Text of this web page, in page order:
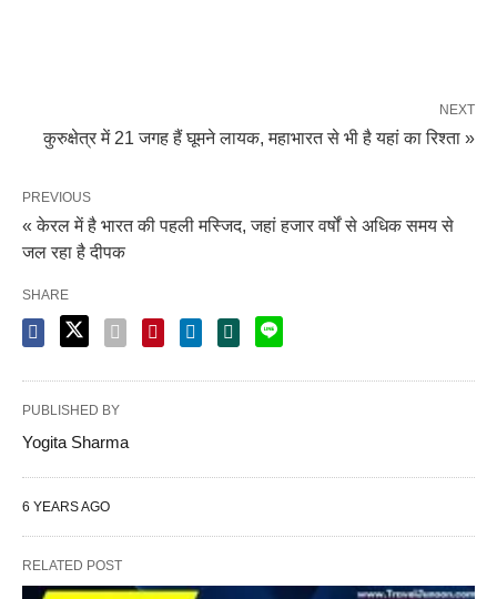
NEXT
कुरुक्षेत्र में 21 जगह हैं घूमने लायक, महाभारत से भी है यहां का रिश्ता »
PREVIOUS
« केरल में है भारत की पहली मस्जिद, जहां हजार वर्षों से अधिक समय से
जल रहा है दीपक
SHARE
PUBLISHED BY
Yogita Sharma
6 YEARS AGO
RELATED POST